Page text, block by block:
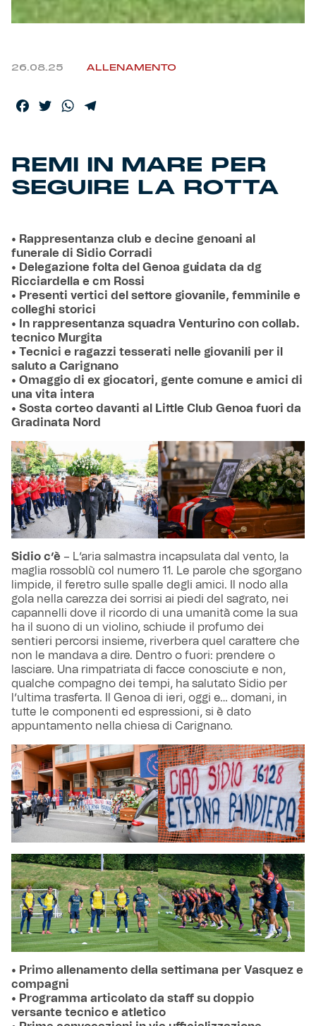
26.08.25 ALLENAMENTO
Facebook
TwitterWhatsApp
REMI IN MARE PER
SEGUIRE LA ROTTA
• Rappresentanza club e decine genoani al
funerale di Sidio Corradi
• Delegazione folta del Genoa guidata da dg
Ricciardella e cm Rossi
• Presenti vertici del settore giovanile, femminile e
colleghi storici
• In rappresentanza squadra Venturino con collab.
tecnico Murgita
• Tecnici e ragazzi tesserati nelle giovanili per il
saluto a Carignano
• Omaggio di ex giocatori, gente comune e amici di
una vita intera
• Sosta corteo davanti al Little Club Genoa fuori da
Gradinata Nord
Sidio c’è – L’aria salmastra incapsulata dal vento, la
maglia rossoblù col numero 11. Le parole che sgorgano
limpide, il feretro sulle spalle degli amici. Il nodo alla
gola nella carezza dei sorrisi ai piedi del sagrato, nei
capannelli dove il ricordo di una umanità come la sua
ha il suono di un violino, schiude il profumo dei
sentieri percorsi insieme, riverbera quel carattere che
non le mandava a dire. Dentro o fuori: prendere o
lasciare. Una rimpatriata di facce conosciute e non,
qualche compagno dei tempi, ha salutato Sidio per
l’ultima trasferta. Il Genoa di ieri, oggi e… domani, in
tutte le componenti ed espressioni, si è dato
appuntamento nella chiesa di Carignano.
• Primo allenamento della settimana per Vasquez e
compagni
• Programma articolato da staff su doppio
versante tecnico e atletico